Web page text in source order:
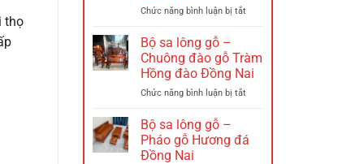
thọ
xích
Nai
Chức năng bình luận bị tắtở
lông
Gỗ
–
Triện
Đá
Tó
Bộ sa lông gỗ –
Chuông đào gỗ Tràm
Hồng đào Đồng Nai
Chức năng bình luận bị tắtở
lông
gỗ
Bộ sa lông gỗ –
Pháo gỗ Hương đá
Đồng Nai